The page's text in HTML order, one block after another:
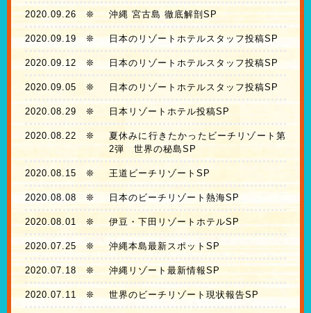
2020.09.26❊ 沖縄 宮古島 徹底解剖SP
2020.09.19 ❊ 日本のリゾートホテルスタッフ投稿SP
2020.09.12 ❊ 日本のリゾートホテルスタッフ投稿SP
2020.09.05 ❊ 日本のリゾートホテルスタッフ投稿SP
2020.08.29 ❊ 日本リゾートホテル投稿SP
2020.08.22 ❊
夏休みに行きたかったビーチリゾート第
2弾 世界の秘島SP
2020.08.15 ❊ 王道ビーチリゾートSP
2020.08.08 ❊ 日本のビーチリゾート熱海SP
2020.08.01 ❊ 伊豆・下田リゾートホテルSP
2020.07.25❊ 沖縄本島最新スポットSP
2020.07.18❊ 沖縄リゾート最新情報SP
2020.07.11 ❊ 世界のビーチリゾート現状報告SP